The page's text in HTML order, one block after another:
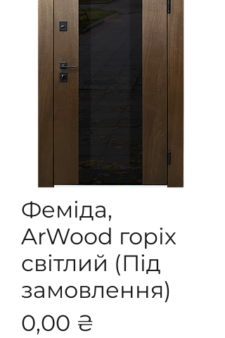
Феміда,
ArWood горіх
світлий (Під
замовлення)
0,00 ₴